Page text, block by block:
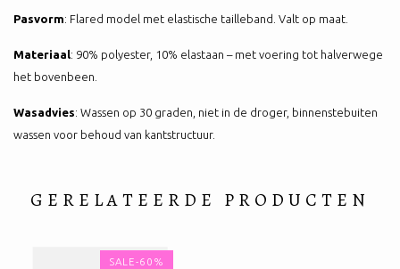
Pasvorm: Flared model met elastische tailleband. Valt op maat.
Materiaal: 90% polyester, 10% elastaan – met voering tot halverwege
het bovenbeen.
Wasadvies: Wassen op 30 graden, niet in de droger, binnenstebuiten
wassen voor behoud van kantstructuur.
GERELATEERDE PRODUCTEN
SALE-60%